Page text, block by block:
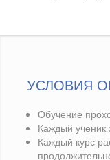
УСЛОВИЯ
Обучение
Каждый ученик
Каждый курс